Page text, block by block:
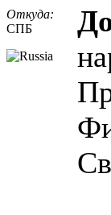
Откуда:
СПБ